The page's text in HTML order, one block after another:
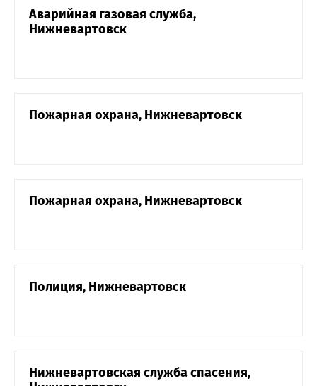
Аварийная газовая служба,
Нижневартовск
Пожарная охрана, Нижневартовск
Пожарная охрана, Нижневартовск
Полиция, Нижневартовск
Нижневартовская служба спасения,